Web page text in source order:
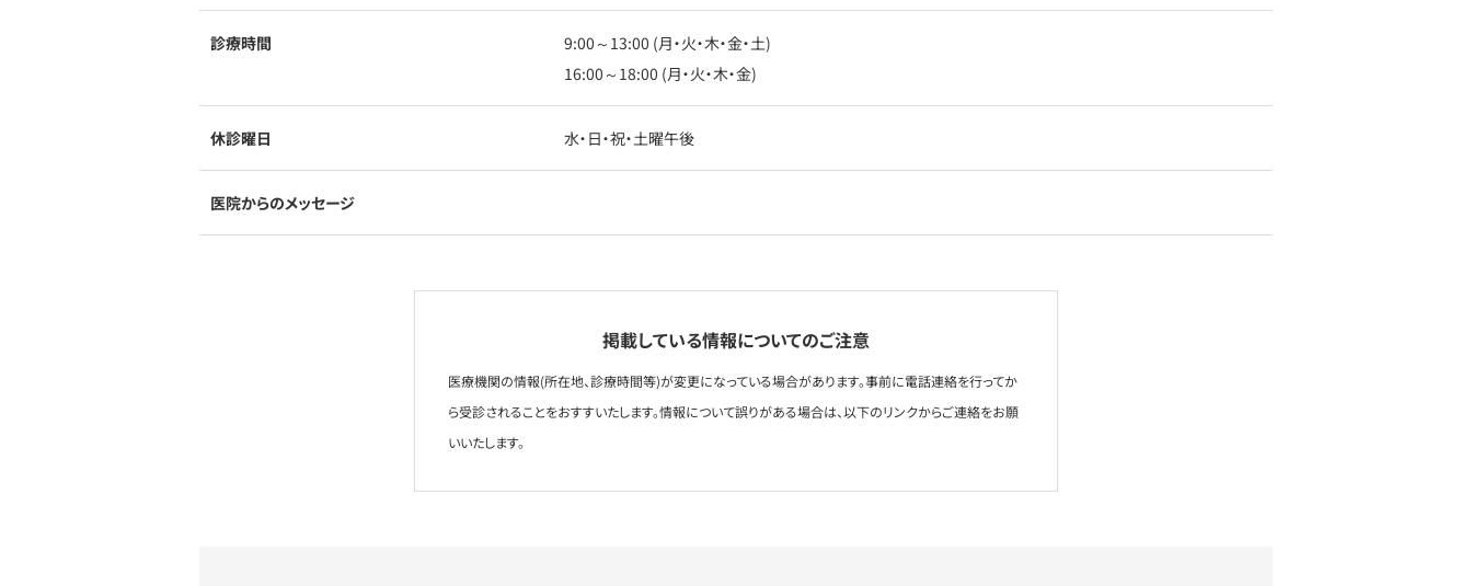
診療時間
9:00～13:00 (月・火・木・金・土)
16:00～18:00 (月・火・木・金)
休診曜日 水・日・祝・土曜午後
医院からのメッセージ
掲載している情報についてのご注意
医療機関の情報(所在地、診療時間等)が変更になっている場合があります。事前に電話連絡を行ってか
ら受診されることをおすすいたします。情報について誤りがある場合は、以下のリンクからご連絡をお願
いいたします。